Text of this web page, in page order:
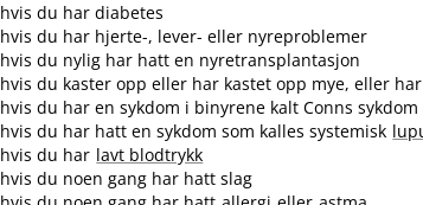
hvis du har diabetes
hvis du har hjerte-, lever- eller nyreproblemer
hvis du nylig har hatt en nyretransplantasjon
hvis du kaster opp eller har kastet opp mye, eller har
hvis du har en sykdom i binyrene kalt Conns
hvis du har hatt en sykdom som kalles systemisk
hvis du har lavt blodtrykk
hvis du noen gang har hatt slag